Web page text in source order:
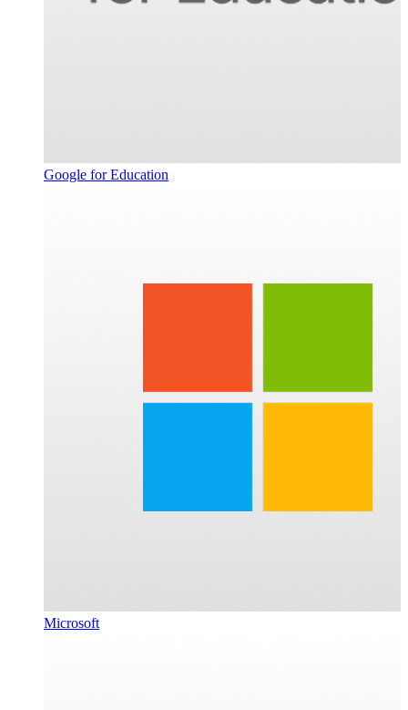
Google for Education
Microsoft